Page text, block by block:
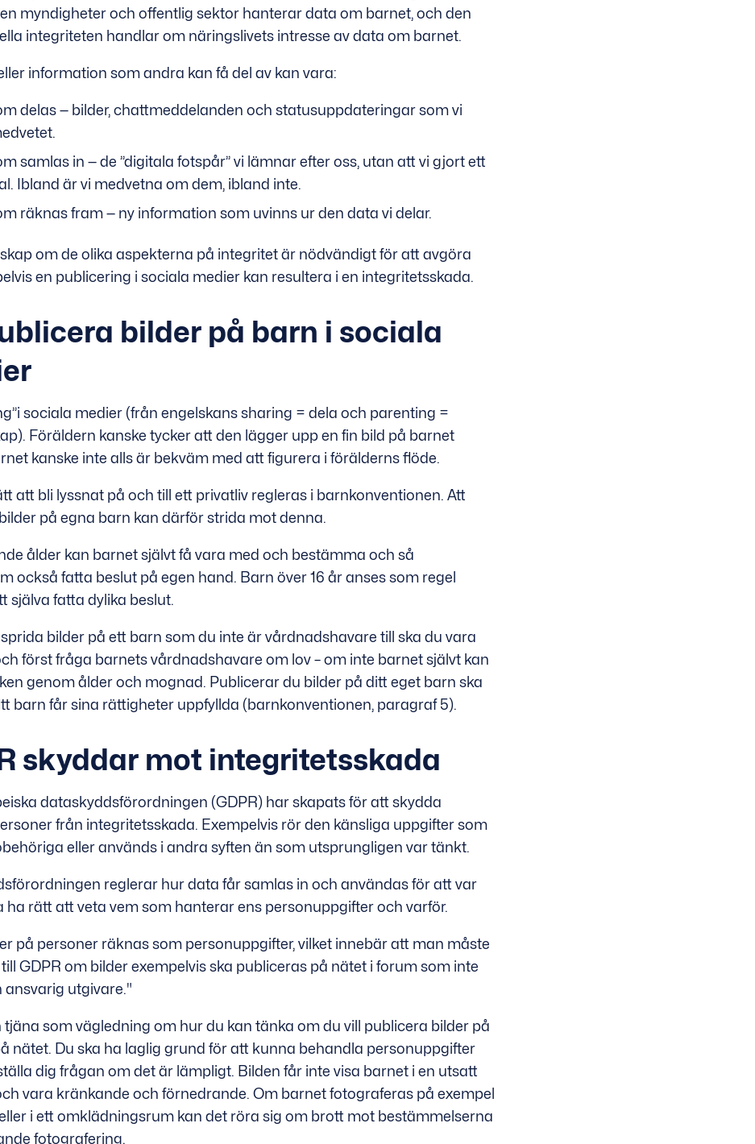
myndigheter och offentlig sektor hanterar data om barnet, och den
integriteten handlar om näringslivets intresse av data om barnet.
information som andra kan få del av kan vara:
delas — bilder, chattmeddelanden och statusuppdateringar som vi
samlas in — de ”digitala fotspår” vi lämnar efter oss, utan att vi gjort ett
Ibland är vi medvetna om dem, ibland inte.
räknas fram — ny information som uvinns ur den data vi delar.
om de olika aspekterna på integritet är nödvändigt för att avgöra
en publicering i sociala medier kan resultera i en integritetsskada.
bilder på barn i sociala
sociala medier (från engelskans sharing = dela och parenting =
Föräldern kanske tycker att den lägger upp en fin bild på barnet
kanske inte alls är bekväm med att figurera i förälderns flöde.
att bli lyssnat på och till ett privatliv regleras i barnkonventionen. Att
på egna barn kan därför strida mot denna.
ålder kan barnet självt få vara med och bestämma och så
också fatta beslut på egen hand. Barn över 16 år anses som regel
själva fatta dylika beslut.
bilder på ett barn som du inte är vårdnadshavare till ska du vara
först fråga barnets vårdnadshavare om lov – om inte barnet självt kan
genom ålder och mognad. Publicerar du bilder på ditt eget barn ska
barn får sina rättigheter uppfyllda (barnkonventionen, paragraf 5).
skyddar mot integritetsskada
dataskyddsförordningen (GDPR) har skapats för att skydda
från integritetsskada. Exempelvis rör den känsliga uppgifter som
eller används i andra syften än som utsprungligen var tänkt.
reglerar hur data får samlas in och användas för att var
ha rätt att veta vem som hanterar ens personuppgifter och varför.
på personer räknas som personuppgifter, vilket innebär att man måste
GDPR om bilder exempelvis ska publiceras på nätet i forum som inte
ansvarig utgivare."
tjäna som vägledning om hur du kan tänka om du vill publicera bilder på
nätet. Du ska ha laglig grund för att kunna behandla personuppgifter
dig frågan om det är lämpligt. Bilden får inte visa barnet i en utsatt
vara kränkande och förnedrande. Om barnet fotograferas på exempel
i ett omklädningsrum kan det röra sig om brott mot bestämmelserna
fotografering.